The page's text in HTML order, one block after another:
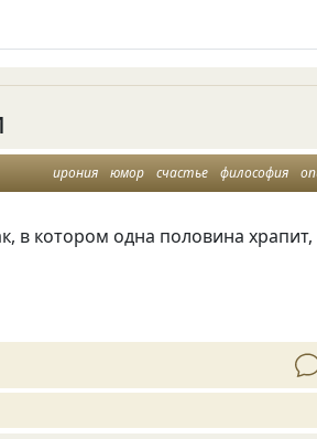
ирония юмор счастье философия
в котором одна половина храпит,